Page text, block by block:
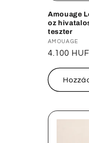
Amouage
oz
teszter
AMOUAGE
Normál
4.100 HUF